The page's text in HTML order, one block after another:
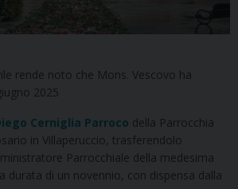
rende noto che Mons. Vescovo ha
2025
Cerniglia Parroco della Parrocchia
in Villaperuccio, trasferendolo
Parrocchiale della medesima
durata di un novennio, con dispensa dalla